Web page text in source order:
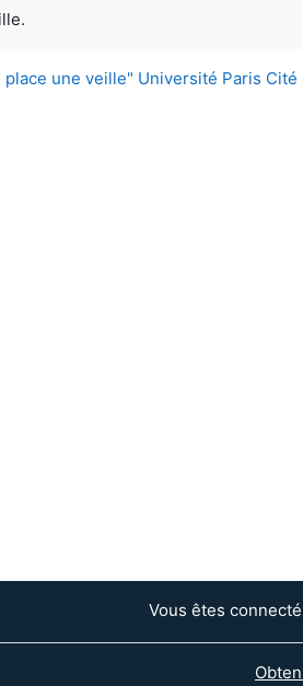
une veille" Université Paris Cité
Vous êtes